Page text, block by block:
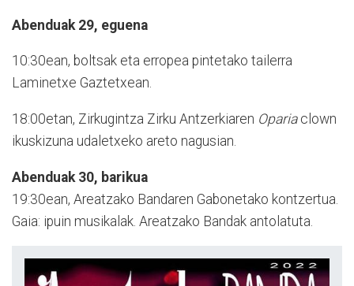
Abenduak 29, eguena
10:30ean, boltsak eta erropea pintetako tailerra
Laminetxe Gaztetxean.
18:00etan, Zirkugintza Zirku Antzerkiaren Opariaclown
ikuskizuna udaletxeko areto nagusian.
Abenduak 30, barikua
19:30ean, Areatzako Bandaren Gabonetako kontzertua.
Gaia: ipuin musikalak. Areatzako Bandak antolatuta.